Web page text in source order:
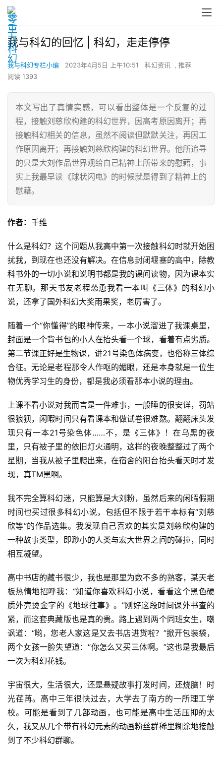
我与科幻的回忆 | 科幻，走走停停
我与科幻专栏小编 2023年4月5日 上午10:51 科幻资讯 , 推荐
阅读 1393
本文写出了真情实感，可以看出整体是一个反复的过
程，接触刘慈欣构建的科幻世界，因高考原因离开；再
接触科幻相关的信息，虽然不阅读但默默关注，再因工
作原因离开；再接触刘慈欣构建的科幻世界。他所追寻
的只是大刘作品世界观给自己精神上所带来的慰藉，事
实上我最早读《球状闪电》的时候就是得到了精神上的
慰藉。
作者： 千维
什么是科幻？这个问题从我高中第一次接触科幻时就开始困
扰我，到现在也还没有解决。在信息封闭堰塞的高中，除教
科书外的一切小说和说明书都是我的课间读物，因为课本实
在无聊。那天书友老程怂恿我看一本叫《三体》的科幻小
说，还拿了国外科幻大奖雨果奖，老厉害了。
随着一个“你懂得”的眼神传来，一本小说溜进了我课桌里，
封面是一个背书包的小人在抬头看一个球，看着有点劣质。
第二节课正好是生物课，讲21号染色体病变，也俗称三体综
合征。无论是老程那令人作呕的媚眼，还是本身就是一位生
物优秀学习生的身份，都是我必须看那本小说的理由。
上课不看小说对我而言是一件难事，一般睡的很安详，罚站
很狼狈，闲暇时间只有看课本和做试卷很难熬。翻翻床头发
现只有一本21号染色体……不，是《三体》！在乌黑的夜
里，只有被子里的依旧灯火通明，这样的夜晚整整过了两个
星期，当我从被子里爬出来，在宿舍的阳台抬头看天时才发
现，真TM黑啊。
我不完全算科幻迷，只能算是大刘粉，虽然后来的闲暇假期
时间也买过很多科幻小说，包括但不限于若干本标有“刘慈
欣等”的作品选集。我发现自己喜欢的其实是刘慈欣构建的
一种故事类型，即渺小的人类与宏大世界之间的碰撞，同时
相互凝望。
高中书店的藏书很少，我也是那里为数不多的熟客，某天老
板热情地招呼我：“知道你喜欢科幻小说，看看这个黑色硬
质外壳烫金字的《地球往事》。”刚好这段时间课外书查的
紧，而这套典藏版也是真的贵。路上遇到两个同班女生，嘲
讽道：“哟，您老人家这是又去书店进货啦？”掀开包装袋，
两个女孩一脸失望道：“你怎么又买三体啊。”这也是我最后
一次为科幻花钱。
宇宙很大，生活很大，还是悬疑故事打发时间，还烧脑！时
光荏苒。高中三年很快过去，大学去了南方的一所理工学
校。可能是看到了几部动画，也可能是高中生活压抑的太
久，我又从几个带有科幻元素的动画粉丝群稀里糊涂地接触
到了不少科幻群聊。